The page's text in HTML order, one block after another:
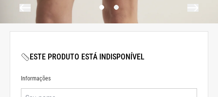
ESTE PRODUTO ESTÁ INDISPONÍVEL
Informações